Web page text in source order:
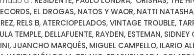
EL DROGAS, NATOS Y WAOR, NATTI
RELS B, ATERCIOPELADOS, VINTAGE TROUBLE,
TEMPLE, DELLAFUENTE, RAYDEN, ESTEMAN, SIDNEY
JUANCHO MARQUÉS, MIGUEL CAMPELLO, ILARIO